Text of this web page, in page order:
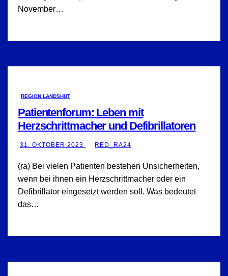
November…
REGION LANDSHUT
Patientenforum: Leben mit
Herzschrittmacher und Defibrillatoren
31. OKTOBER 2023 RED_RA24
(ra) Bei vielen Patienten bestehen Unsicherheiten,
wenn bei ihnen ein Herzschrittmacher oder ein
Defibrillator eingesetzt werden soll. Was bedeutet
das…